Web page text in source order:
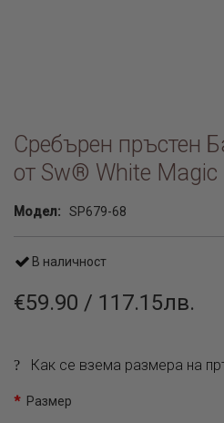
Сребърен пръстен
от Sw® White Magic
Модел: SP679-68
В наличност
€59.90 / 117.15лв.
Как се взема размера на
Размер